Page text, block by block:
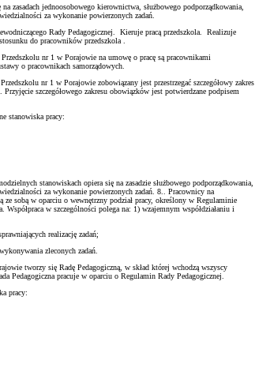
zasadach jednoosobowego kierownictwa, służbowego podporządkowania,
za wykonanie powierzonych zadań.
Rady Pedagogicznej. Kieruje pracą przedszkola. Realizuje
do pracowników przedszkola .
nr 1 w Porajowie na umowę o pracę są pracownikami
o pracownikach samorządowych.
nr 1 w Porajowie zobowiązany jest przestrzegać szczegółowy zakres
szczegółowego zakresu obowiązków jest potwierdzane podpisem
stanowiska pracy:
stanowiskach opiera się na zasadzie służbowego podporządkowania,
za wykonanie powierzonych zadań. 8.. Pracownicy na
ze sobą w oparciu o wewnętrzny podział pracy, określony w Regulaminie
Współpraca w szczególności polega na: 1) wzajemnym współdziałaniu i
realizację zadań;
zleconych zadań.
tworzy się Radę Pedagogiczną, w skład której wchodzą wszyscy
Pedagogiczna pracuje w oparciu o Regulamin Rady Pedagogicznej.
pracy: